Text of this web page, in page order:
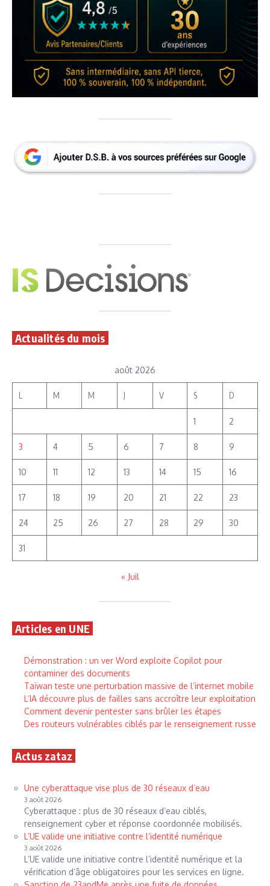
Actualités du mois
août 2026
L M M J V S D
1 2
3 4 5 6 7 8 9
10 11 12 13 14 15 16
17 18 19 20 21 22 23
24 25 26 27 28 29 30
31
« Juil
Articles en UNE
Démonstration : un ver Word exploite Copilot pour
contaminer des documents
Taïwan teste une perturbation massive de l’internet mobile
L’IA découvre plus de failles sans accroître leur exploitation
Comment devenir pentester sans brûler les étapes
Des routeurs vulnérables ciblés par le renseignement russe
Actus zataz
Une cyberattaque vise plus de 30 réseaux d’eau
3 août 2026
Cyberattaque : plus de 30 réseaux d’eau ciblés,
renseignement cyber et réponse coordonnée mobilisés.
L’UE valide une initiative contre l’identité numérique
3 août 2026
L’UE valide une initiative contre l’identité numérique et la
vérification d’âge obligatoires pour les services en ligne.